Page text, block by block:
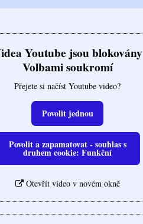
Youtube jsou blokovány
Volbami soukromí
Přejete si načíst Youtube video?
Povolit jednou
Povolit a zapamatovat - souhlas s
druhem cookie: Funkční
Otevřít video v novém okně